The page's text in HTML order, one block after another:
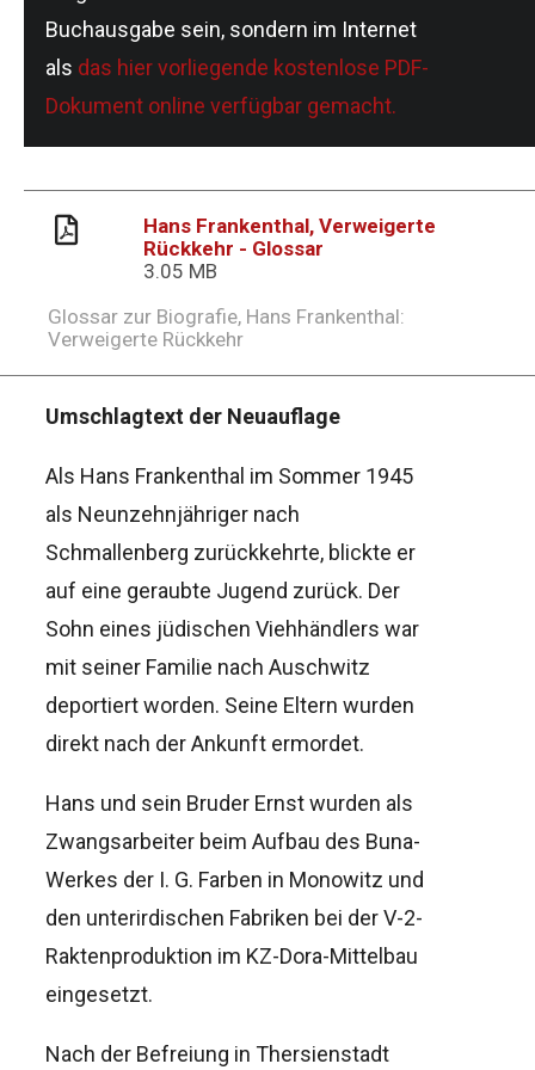
Hans Frankenthal, Verweigerte
Rückkehr - Glossar
3.05 MB
Glossar zur Biografie, Hans Frankenthal:
Verweigerte Rückkehr
Buchausgabe sein, sondern im Internet
als das hier vorliegende kostenlose PDF-
Dokument online verfügbar gemacht.
Umschlagtext der Neuauflage
Als Hans Frankenthal im Sommer 1945
als Neunzehnjähriger nach
Schmallenberg zurückkehrte, blickte er
auf eine geraubte Jugend zurück. Der
Sohn eines jüdischen Viehhändlers war
mit seiner Familie nach Auschwitz
deportiert worden. Seine Eltern wurden
direkt nach der Ankunft ermordet.
Hans und sein Bruder Ernst wurden als
Zwangsarbeiter beim Aufbau des Buna-
Werkes der I. G. Farben in Monowitz und
den unterirdischen Fabriken bei der V-2-
Raktenproduktion im KZ-Dora-Mittelbau
eingesetzt.
Nach der Befreiung in Thersienstadt